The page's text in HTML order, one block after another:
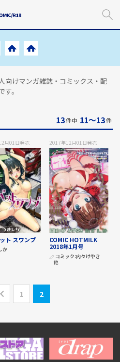
けマンガ雑誌・コミックス・配
。
13件中 11〜13件
月01日発売
ト スワンプ
か
2017年12月01日発売
COMIC HOTMILK
2018年1月号
コミック:内々けやき
他
1 2